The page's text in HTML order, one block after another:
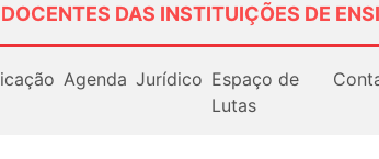
DAS INSTITUIÇÕES DE
Agenda Jurídico Espaço de
Lutas